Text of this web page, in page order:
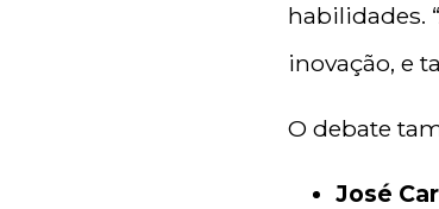
habilidades.
inovação, e
O debate
José